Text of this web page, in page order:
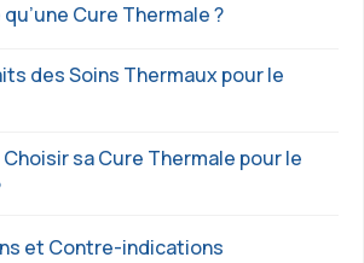
Cure Thermale ?
des Soins Thermaux pour le
sa Cure Thermale pour le
et Contre-indications